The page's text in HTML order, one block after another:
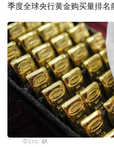
季度全球央行黄金购买量排名
Фото: ӨзА